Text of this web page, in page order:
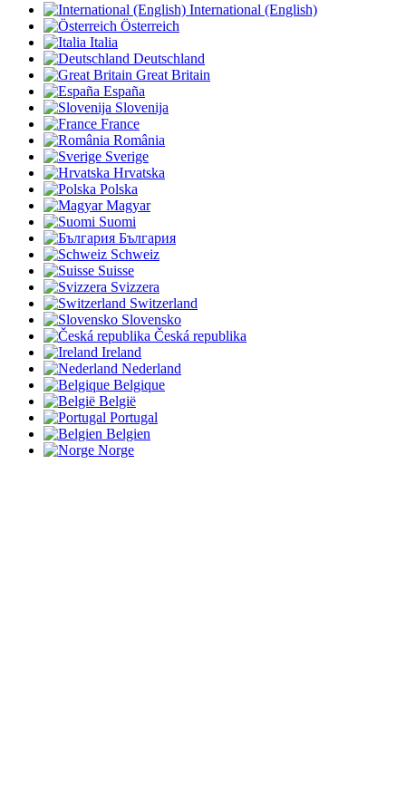
International (English)
Österreich
Italia
Deutschland
Great Britain
España
Slovenija
France
România
Sverige
Hrvatska
Polska
Magyar
Suomi
България
Schweiz
Suisse
Svizzera
Switzerland
Slovensko
Česká republika
Ireland
Nederland
Belgique
België
Portugal
Belgien
Norge